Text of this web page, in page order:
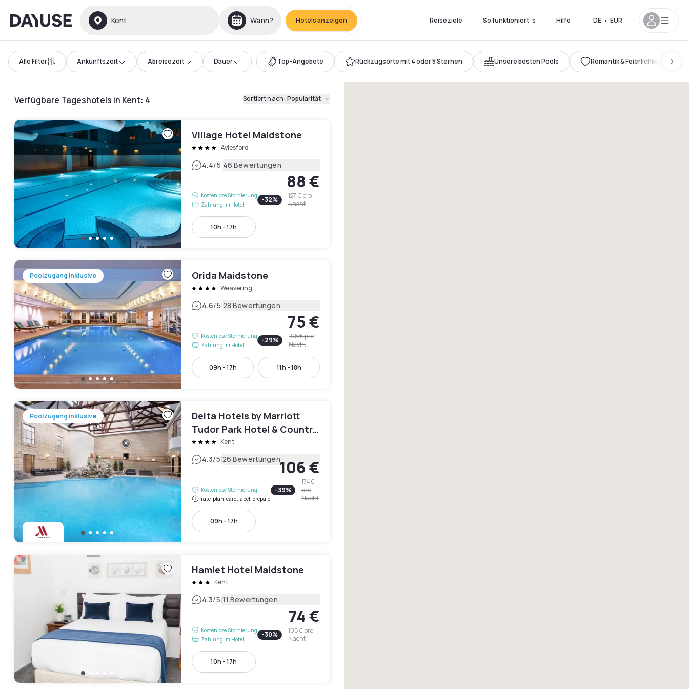
Dayuse Kent Wann? Hotels anzeigen Reiseziele So funktioniert´s Hilfe DE • EUR
Alle Filter Ankunftszeit Abreisezeit Dauer Top-Angebote Rückzugsorte mit 4 oder 5 Sternen Unsere besten Pools Romantik & Feierlichkeiten
Verfügbare Tageshotels in Kent: 4 Sortiert nach: Popularität
Village Hotel Maidstone
Aylesford
4.4/5|46 Bewertungen
Kostenlose Stornierung
Zahlung im Hotel
88 €
-32% 127 €pro
Nacht
10h - 17h
Poolzugang inklusive Orida Maidstone
Weavering
4.6/5|28 Bewertungen
Kostenlose Stornierung
Zahlung im Hotel
75 €
-29% 105 €pro
Nacht
09h - 17h 11h - 18h
Poolzugang inklusive
Delta Hotels by Marriott
Tudor Park Hotel & Country
Club
Kent
4.3/5|26 Bewertungen
Kostenlose Stornierung
rate-plan-card.label-prepaid
106 €
-39%
174 €
pro
Nacht
09h - 17h
Hamlet Hotel Maidstone
Kent
4.3/5|11 Bewertungen
Kostenlose Stornierung
Zahlung im Hotel
74 €
-30% 105 €pro
Nacht
10h - 17h